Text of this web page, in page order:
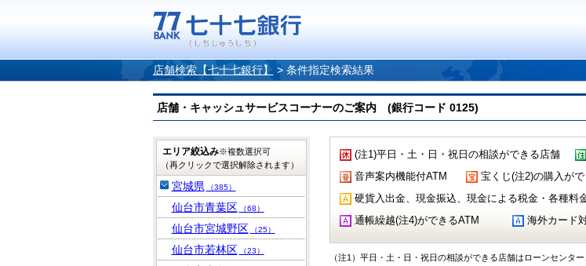
店舗検索【七十七銀行】 > 条件指定検索結果
店舗・キャッシュサービスコーナーのご案内 (銀行コード 0125)
(注1)平日・土・日・祝日の相談ができる店舗
音声案内機能付ATM
宝くじ(注2)の購入がで
硬貨入出金、現金振込、現金による税金・各種料
通帳繰越(注4)ができるATM
海外カード
（注1）平日・土・日・祝日の相談ができる店舗はローンセンタ
エリア絞込み※複数選択可
（再クリックで選択解除されます）
宮城県 （385）
仙台市青葉区 （68）
仙台市宮城野区 （25）
仙台市若林区 （23）